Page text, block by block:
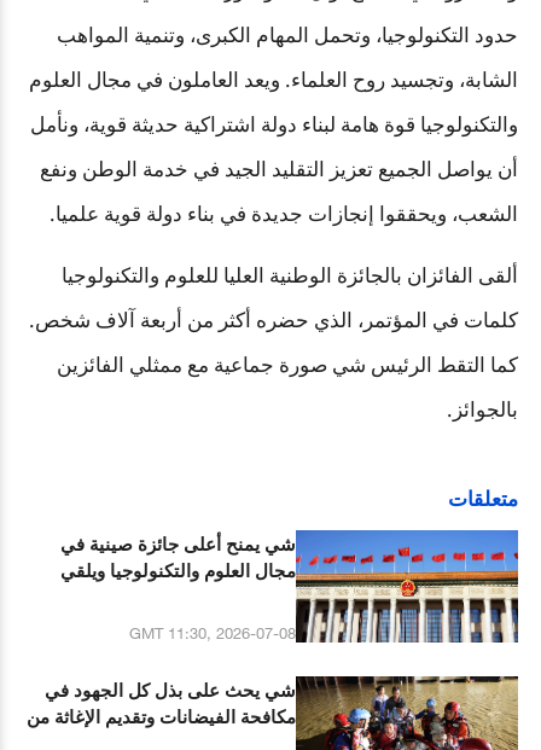
حدود التكنولوجيا، وتحمل المهام الكبرى، وتنمية المواهب
الشابة، وتجسيد روح العلماء. ويعد العاملون في مجال العلوم
والتكنولوجيا قوة هامة لبناء دولة اشتراكية حديثة قوية، ونأمل
أن يواصل الجميع تعزيز التقليد الجيد في خدمة الوطن ونفع
الشعب، ويحققوا إنجازات جديدة في بناء دولة قوية علميا.
ألقى الفائزان بالجائزة الوطنية العليا للعلوم والتكنولوجيا
كلمات في المؤتمر، الذي حضره أكثر من أربعة آلاف شخص.
كما التقط الرئيس شي صورة جماعية مع ممثلي الفائزين
بالجوائز.
متعلقات
شي يمنح أعلى جائزة صينية في
مجال العلوم والتكنولوجيا ويلقي
GMT 11:30, 2026-07-08
شي يحث على بذل كل الجهود في
مكافحة الفيضانات وتقديم الإغاثة من